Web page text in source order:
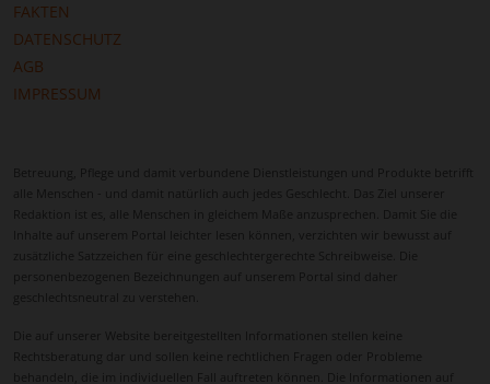
FAKTEN
DATENSCHUTZ
AGB
IMPRESSUM
Betreuung, Pflege und damit verbundene Dienstleistungen und Produkte betrifft
alle Menschen - und damit natürlich auch jedes Geschlecht. Das Ziel unserer
Redaktion ist es, alle Menschen in gleichem Maße anzusprechen. Damit Sie die
Inhalte auf unserem Portal leichter lesen können, verzichten wir bewusst auf
zusätzliche Satzzeichen für eine geschlechtergerechte Schreibweise. Die
personenbezogenen Bezeichnungen auf unserem Portal sind daher
geschlechtsneutral zu verstehen.
Die auf unserer Website bereitgestellten Informationen stellen keine
Rechtsberatung dar und sollen keine rechtlichen Fragen oder Probleme
behandeln, die im individuellen Fall auftreten können. Die Informationen auf